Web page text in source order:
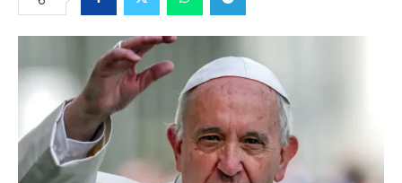
FacebookTwitter WhatsappTelegram